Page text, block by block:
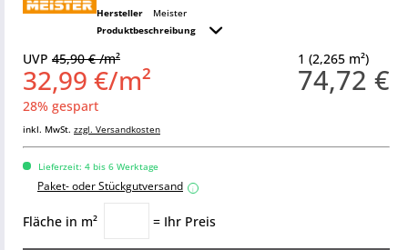
Hersteller
Meister
Produktbeschreibung
1 (2,265 m²)
74,72 €
UVP 45,90 € /m²
32,99 €/m²
28% gespart
inkl. MwSt. zzgl. Versandkosten
Lieferzeit: 4 bis 6 Werktage
Paket- oder Stückgutversand i
Fläche in m² = Ihr Preis